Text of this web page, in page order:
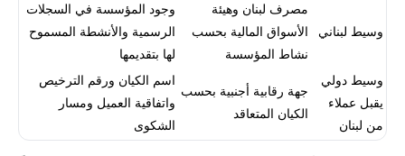
وسيط لبناني
مصرف لبنان وهيئة
الأسواق المالية بحسب
نشاط المؤسسة
وجود المؤسسة في السجلات
الرسمية والأنشطة المسموح
لها بتقديمها
وسيط دولي
يقبل عملاء
من لبنان
جهة رقابية أجنبية بحسب
الكيان المتعاقد
اسم الكيان ورقم الترخيص
واتفاقية العميل ومسار
الشكوى